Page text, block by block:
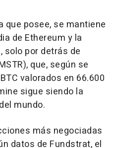
que posee, se mantiene
de Ethereum y la
solo por detrás de
que, según se
valorados en 66.600
sigue siendo la
mundo.
más negociadas
datos de Fundstrat, el